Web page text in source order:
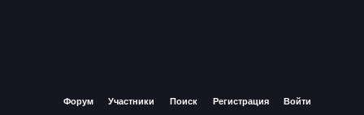
Форум Участники Поиск Регистрация Войти